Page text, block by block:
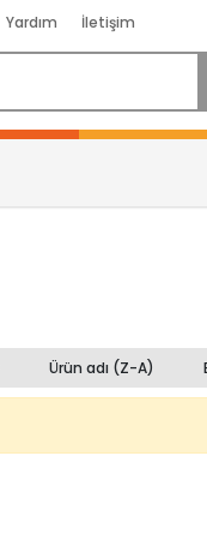
Yardım İletişim
Ürün adı (Z-A)